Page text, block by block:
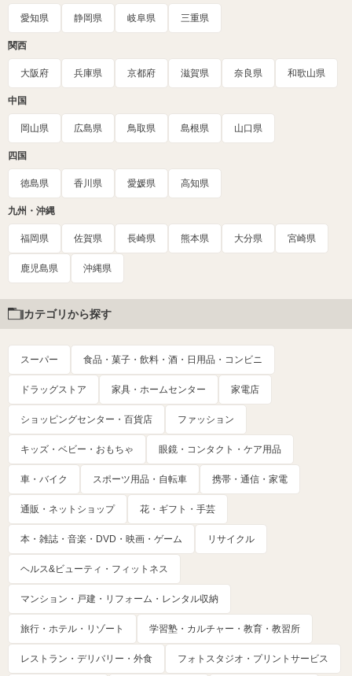
愛知県 静岡県 岐阜県 三重県
関西
大阪府 兵庫県 京都府 滋賀県 奈良県 和歌山県
中国
岡山県 広島県 鳥取県 島根県 山口県
四国
徳島県 香川県 愛媛県 高知県
九州・沖縄
福岡県 佐賀県 長崎県 熊本県 大分県 宮崎県
鹿児島県 沖縄県
カテゴリから探す
スーパー 食品・菓子・飲料・酒・日用品・コンビニ
ドラッグストア 家具・ホームセンター 家電店
ショッピングセンター・百貨店 ファッション
キッズ・ベビー・おもちゃ 眼鏡・コンタクト・ケア用品
車・バイク スポーツ用品・自転車 携帯・通信・家電
通販・ネットショップ 花・ギフト・手芸
本・雑誌・音楽・DVD・映画・ゲーム リサイクル
ヘルス&ビューティ・フィットネス
マンション・戸建・リフォーム・レンタル収納
旅行・ホテル・リゾート 学習塾・カルチャー・教育・教習所
レストラン・デリバリー・外食 フォトスタジオ・プリントサービス